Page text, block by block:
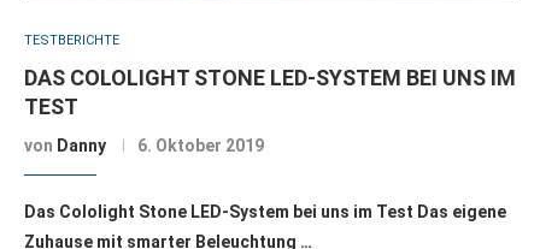
TESTBERICHTE
DAS COLOLIGHT STONE LED-SYSTEM BEI UNS IM
TEST
von Danny 6. Oktober 2019
Das Cololight Stone LED-System bei uns im Test Das eigene
Zuhause mit smarter Beleuchtung …